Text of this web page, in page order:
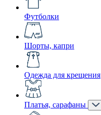
Футболки
Шорты, капри
Одежда для крещения
Платья, сарафаны